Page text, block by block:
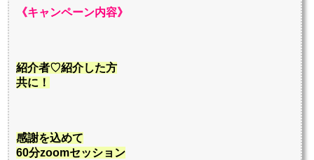
《キャンペーン内容》
紹介者♡紹介した方
共に！
感謝を込めて
60分zoomセッション